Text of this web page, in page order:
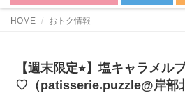
HOME おトク情報
【週末限定⭐︎】塩キャラメル
♡（patisserie.puzzle@岸部